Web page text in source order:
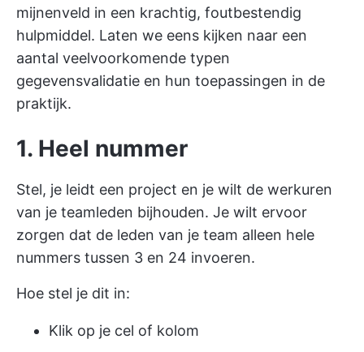
mijnenveld in een krachtig, foutbestendig
hulpmiddel. Laten we eens kijken naar een
aantal veelvoorkomende typen
gegevensvalidatie en hun toepassingen in de
praktijk.
1. Heel nummer
Stel, je leidt een project en je wilt de werkuren
van je teamleden bijhouden. Je wilt ervoor
zorgen dat de leden van je team alleen hele
nummers tussen 3 en 24 invoeren.
Hoe stel je dit in:
Klik op je cel of kolom